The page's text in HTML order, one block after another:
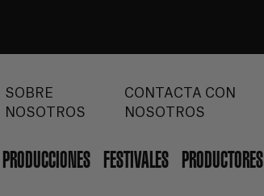
SOBRE
NOSOTROS
CONTACTA CON
NOSOTROS
PRODUCCIONES FESTIVALES PRODUCTORES